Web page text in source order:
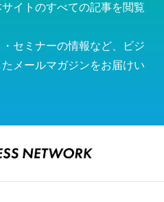
イトのすべての記事を閲覧
セミナーの情報など、ビジ
メールマガジンをお届けい